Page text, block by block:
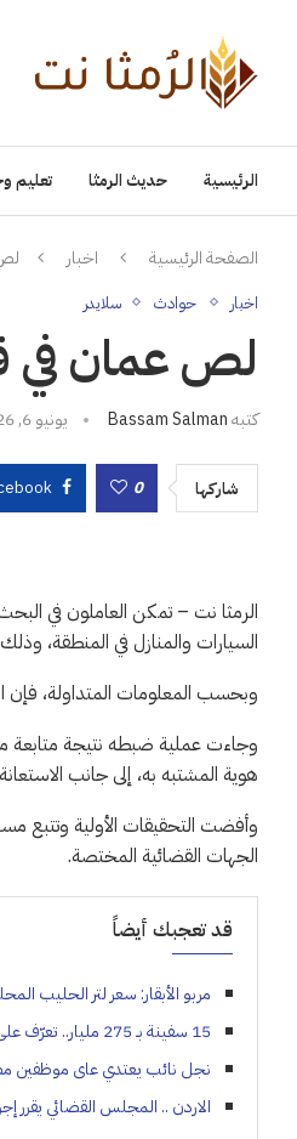
الرئيسية حديث الرمثا تعليم
الصفحة الرئيسية اخبار
اخبار حوادث سلايدر
لص عمان في
كتبهBassam Salman يونيو 6, 2026
شاركها 0
الرمثا نت – تمكن العاملون في
السيارات والمنازل في المنطقة،
وبحسب المعلومات المتداولة،
وجاءت عملية ضبطه نتيجة متابعة
هوية المشتبه به، إلى جانب
وأفضت التحقيقات الأولية وتتبع
الجهات القضائية المختصة.
قد تعجبك أيضاً
مربو الأبقار: سعر لتر الحليب المحلي
15 سفينة بـ 275 مليار.. تعرّف على (أسطول دونالد ترمب) الحربي
نجل نائب يعتدي عاى موظفين
الاردن .. المجلس القضائي يقرر